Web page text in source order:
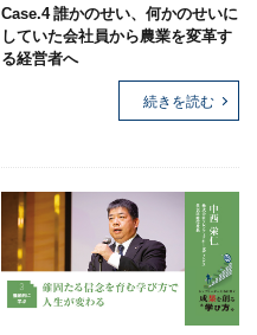
Case.4 誰かのせい、何かのせいに
していた会社員から農業を変革す
る経営者へ
続きを読む